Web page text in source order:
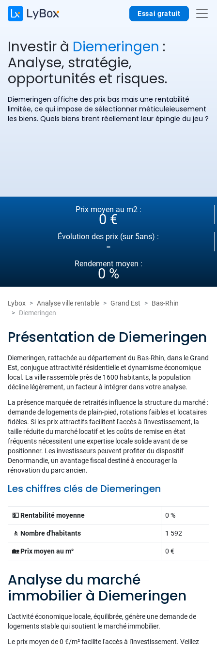
Essai gratuit
Investir à Diemeringen :
Analyse, stratégie,
opportunités et risques.
Diemeringen affiche des prix bas mais une rentabilité
limitée, ce qui impose de sélectionner méticuleieusement
les biens. Quels biens tirent réellement leur épingle du jeu ?
Prix moyen au m2 :
0 €
Évolution des prix (sur 5ans) :
-
Rendement moyen :
0 %
Lybox Analyse ville rentable Grand Est
Bas-Rhin
Diemeringen
Présentation de Diemeringen
Diemeringen, rattachée au département du Bas-Rhin, dans le Grand
Est, conjugue attractivité résidentielle et dynamisme économique
local. La ville rassemble près de 1600 habitants, la population
décline légèrement, un facteur à intégrer dans votre analyse.
La présence marquée de retraités influence la structure du marché :
demande de logements de plain-pied, rotations faibles et locataires
fidèles. Si les prix attractifs facilitent l'accès à l'investissement, la
taille réduite du marché locatif et les coûts de remise en état
fréquents nécessitent une expertise locale solide avant de se
positionner. Les investisseurs peuvent profiter du dispositif
Denormandie, un avantage fiscal destiné à encourager la
rénovation du parc ancien.
Les chiffres clés de Diemeringen
💵 Rentabilité moyenne 0 %
🚶 Nombre d'habitants 1 592
🏡 Prix moyen au m² 0 €
Analyse du marché
immobilier à Diemeringen
L'activité économique locale, équilibrée, génère une demande de
logements stable qui soutient le marché immobilier.
Le prix moyen de 0 €/m² facilite l'accès à l'investissement. Veillez